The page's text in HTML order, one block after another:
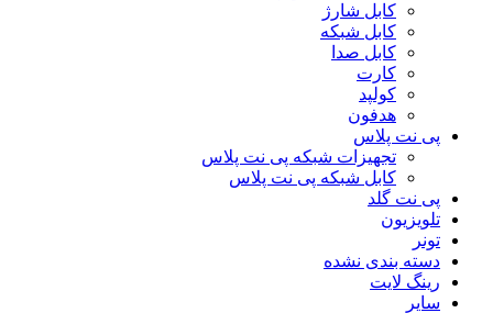
کابل شارژ
کابل شبکه
کابل صدا
کارت
کولپد
هدفون
پی نت پلاس
تجهیزات شبکه پی نت پلاس
کابل شبکه پی نت پلاس
پی نت گلد
تلویزیون
تونر
دسته بندی نشده
رینگ لایت
سایر